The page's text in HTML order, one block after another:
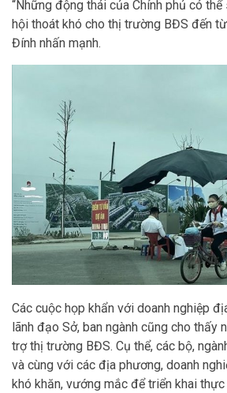
“Những động thái của Chính phủ có
hội thoát khó cho thị trường BĐS đến từ
Đính nhấn mạnh.
Các cuộc họp khẩn với doanh nghiệp
lãnh đạo Sở, ban ngành cũng cho thấy
trợ thị trường BĐS. Cụ thể, các bộ,
và cùng với các địa phương, doanh
khó khăn, vướng mắc để triển khai